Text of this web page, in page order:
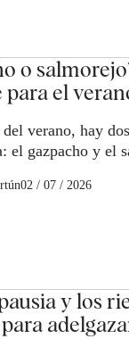
o
para el
verano, hay
el gazpacho y el
02 / 07 / 2026
y los